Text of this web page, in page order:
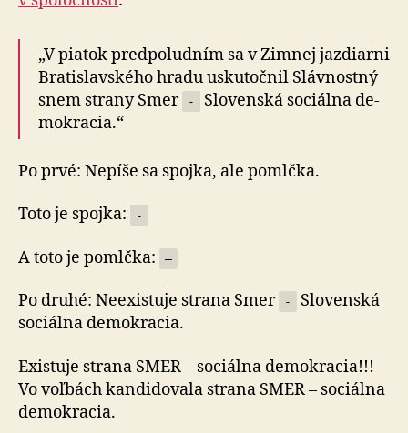
„V piatok predpoludním sa v Zimnej jazdiarni
Bratislavského hradu usku­toč­nil Sláv­nos­tný
snem strany Smer
-
Slo­ven­ská so­ciál­na de­
mo­kracia.“
Po prvé: Nepíše sa spojka, ale pomlčka.
Toto je spojka: -
A toto je pomlčka: –
Po druhé: Neexistuje strana Smer -
Slo­ven­ská
sociálna de­mo­kracia.
Existuje strana SMER – sociálna demokracia!!!
Vo voľ­bách kan­di­do­vala strana SMER – so­ciál­na
de­mo­kracia.